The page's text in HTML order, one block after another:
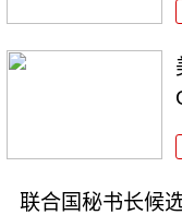
联合国秘书长候